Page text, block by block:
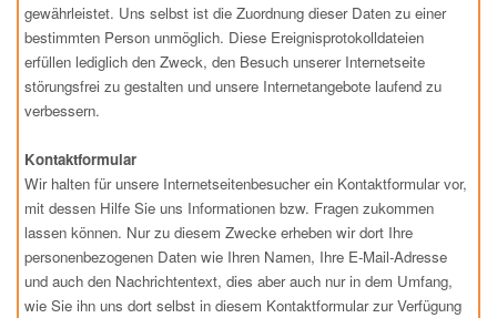
gewährleistet. Uns selbst ist die Zuordnung dieser Daten zu einer
bestimmten Person unmöglich. Diese Ereignisprotokolldateien
erfüllen lediglich den Zweck, den Besuch unserer Internetseite
störungsfrei zu gestalten und unsere Internetangebote laufend zu
verbessern.
Kontaktformular
Wir halten für unsere Internetseitenbesucher ein Kontaktformular vor,
mit dessen Hilfe Sie uns Informationen bzw. Fragen zukommen
lassen können. Nur zu diesem Zwecke erheben wir dort Ihre
personenbezogenen Daten wie Ihren Namen, Ihre E-Mail-Adresse
und auch den Nachrichtentext, dies aber auch nur in dem Umfang,
wie Sie ihn uns dort selbst in diesem Kontaktformular zur Verfügung